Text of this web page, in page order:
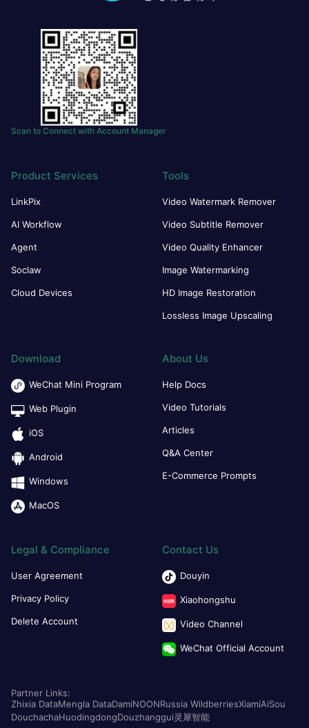
Scan to Connect with Account Manager
Product Services
LinkPix
AI Workflow
Agent
Soclaw
Cloud Devices
Tools
Video Watermark Remover
Video Subtitle Remover
Video Quality Enhancer
Image Watermarking
HD Image Restoration
Lossless Image Upscaling
Download
WeChat Mini Program
Web Plugin
iOS
Android
Windows
MacOS
About Us
Help Docs
Video Tutorials
Articles
Q&A Center
E-Commerce Prompts
Legal & Compliance
User Agreement
Privacy Policy
Delete Account
Contact Us
Douyin
Xiaohongshu
Video Channel
WeChat Official Account
Partner Links:
Zhixia DataMengla DataDamiNOONRussia WildberriesXiamiAiSou
DouchachaHuodingdongDouzhanggui灵犀智能